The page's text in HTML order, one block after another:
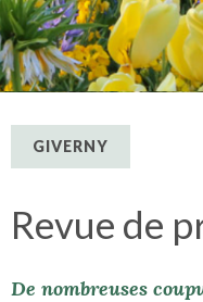
GIVERNY
Revue de
De nombreuses